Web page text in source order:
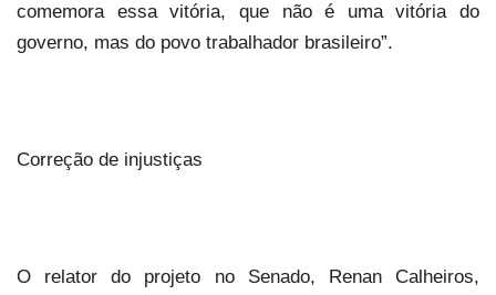
comemora essa vitória, que não é uma vitória do
governo, mas do povo trabalhador brasileiro”.
Correção de injustiças
O relator do projeto no Senado, Renan Calheiros,